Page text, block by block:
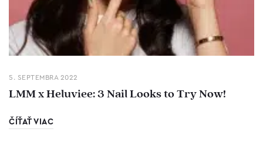
5. SEPTEMBRA 2022
LMM x Heluviee: 3 Nail Looks to Try Now!
ČÍŤAŤ VIAC